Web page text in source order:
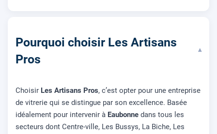
Pourquoi choisir Les Artisans
Pros
▾
Choisir Les Artisans Pros, c’est opter pour une entreprise
de vitrerie qui se distingue par son excellence. Basée
idéalement pour intervenir à Eaubonne dans tous les
secteurs dont Centre-ville, Les Bussys, La Biche, Les